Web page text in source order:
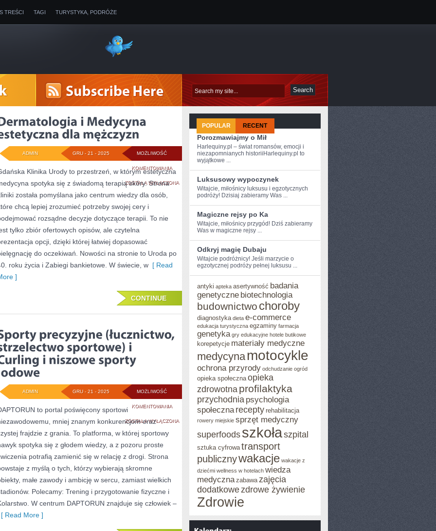
TREŚCI TAGI TURYSTYKA, PODRÓŻE
MOŻLIWOŚĆ
KOMENTOWANIADERMATOLOGIA
I
MEDYCYNA
ESTETYCZNA
MĘŻCZYZN
ZOSTAŁA WYŁĄCZONA
GRU - 21 - 2025
ADMIN
Klinika Urody to przestrzeń, w którym estetyczna
spotyka się z świadomą terapią skóry. Strona
została pomyślana jako centrum wiedzy dla osób,
chcą lepiej zrozumieć potrzeby swojej cery i
rozsądne decyzje dotyczące terapii. To nie
tylko zbiór ofertowych opisów, ale czytelna
opcji, dzięki której łatwiej dopasować
do oczekiwań. Nowości na stronie to Uroda po
roku życia i Zabiegi bankietowe. W świecie, w [ Read
]
CONTINUE
MOŻLIWOŚĆ
KOMENTOWANIASPORTY
PRECYZYJNE
(ŁUCZNICTWO,
STRZELECTWO
SPORTOWE)
CURLING
NISZOWE
ZOSTAŁA WYŁĄCZONA
GRU - 21 - 2025
ADMIN
to portal poświęcony sportowi
mniej znanym konkurencjom oraz
frajdzie z grania. To platforma, w której sportowy
spotyka się z głodem wiedzy, a z pozoru proste
potrafią zamienić się w relację z drogi. Strona
z myślą o tych, którzy wybierają skromne
małe zawody i ambicję w sercu, zamiast wielkich
Polecamy: Trening i przygotowanie fizyczne i
W centrum DAPTORUN znajduje się człowiek –
Read More ]
POPULAR RECENT
Porozmawiajmy o Mił
Harlequiny.pl – świat romansów, emocji i
niezapomnianych historiiHarlequiny.pl to
wyjątkowe ...
Luksusowy wypoczynek
Witajcie,‍ miłośnicy luksusu i egzotycznych
podróży! Dzisiaj zabieramy Was ...
Magiczne rejsy po Ka
Witajcie, miłośnicy przygód! Dziś zabieramy
Was w ⁤magiczne rejsy⁤ ...
Odkryj magię Dubaju
Witajcie podróżnicy! Jeśli​ marzycie o
egzotycznej podróży pełnej luksusu ...
antyki apteka asertywność badania
genetyczne biotechnologia
budownictwo choroby
diagnostyka dieta e-commerce
edukacja turystyczna egzaminy farmacja
genetyka gry edukacyjne hotele butikowe
korepetycje materiały medyczne
medycyna motocykle
ochrona przyrody odchudzanie ogród
opieka społeczna opieka
zdrowotna profilaktyka
przychodnia psychologia
społeczna recepty rehabilitacja
rowery miejskie sprzęt medyczny
superfoods szkołaszpital
sztuka cyfrowa transport
publicznywakacje wakacje z
dziećmi wellness w hotelach wiedza
medyczna zabawa zajęcia
dodatkowezdrowe żywienie
Zdrowie